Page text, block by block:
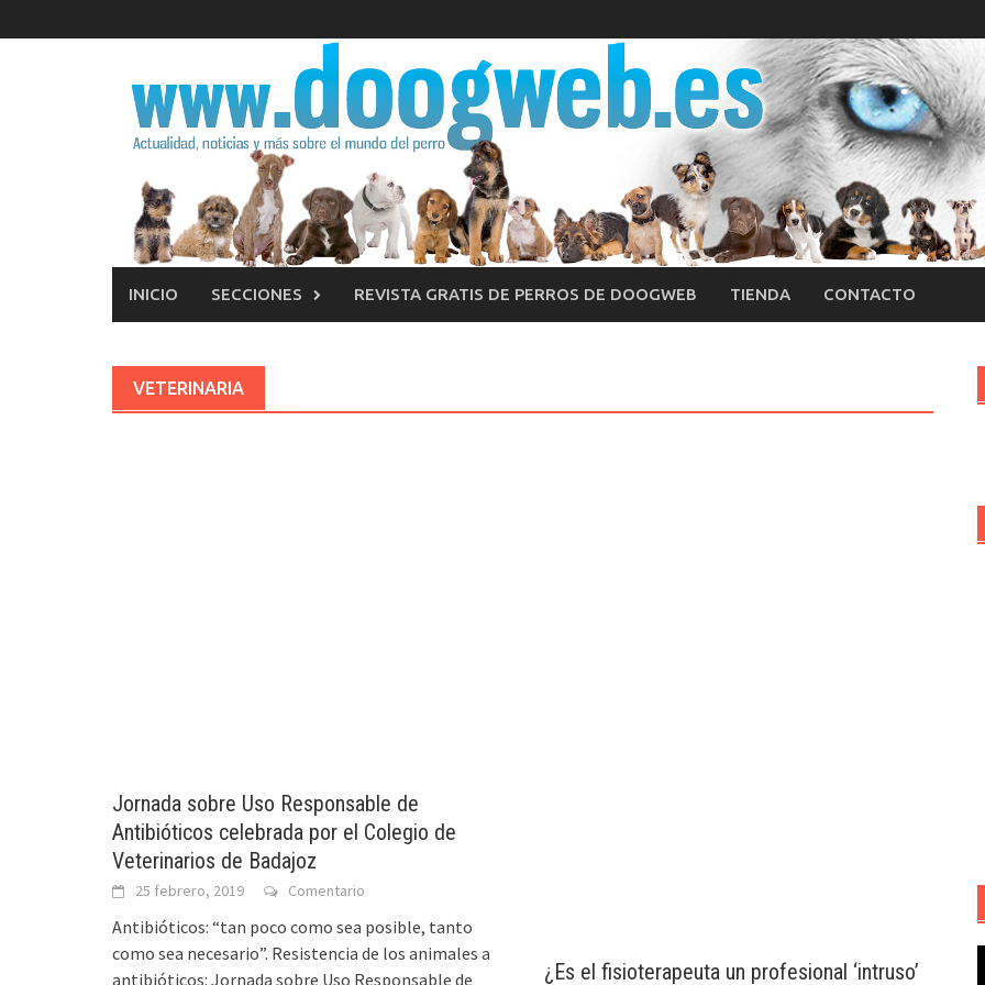
al
INICIO SECCIONES REVISTA GRATIS DE PERROS DE DOOGWEB TIENDA CONTACTO
VETERINARIA
Jornada sobre Uso Responsable de
Antibióticos celebrada por el Colegio de
Veterinarios de Badajoz
25 febrero, 2019 Comentario
Antibióticos: “tan poco como sea posible, tanto
como sea necesario”. Resistencia de los animales a
antibióticos: Jornada sobre Uso Responsable de
¿Es el fisioterapeuta un profesional ‘intruso’